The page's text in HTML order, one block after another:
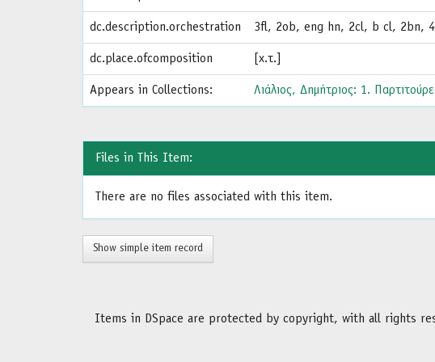
dc.description.orchestration 3fl, 2ob, eng hn, 2cl, b cl, 2bn,
dc.place.ofcomposition [χ.τ.]
Appears in Collections: Λιάλιος, Δημήτριος: 1.
Files in This Item:
There are no files associated with this item.
Show simple item record
Items in DSpace are protected by copyright, with all rights